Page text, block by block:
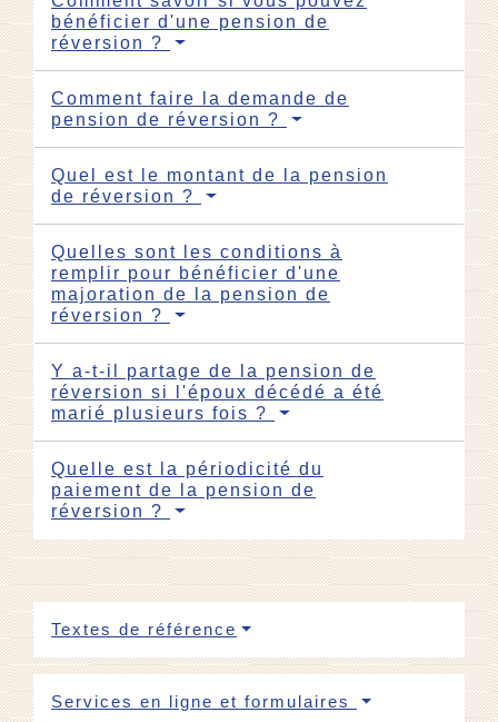
bénéficier d'une pension de
réversion ?
Comment faire la demande de
pension de réversion ?
Quel est le montant de la pension
de réversion ?
Quelles sont les conditions à
remplir pour bénéficier d'une
majoration de la pension de
réversion ?
Y a-t-il partage de la pension de
réversion si l'époux décédé a été
marié plusieurs fois ?
Quelle est la périodicité du
paiement de la pension de
réversion ?
Textes de référence
Services en ligne et formulaires